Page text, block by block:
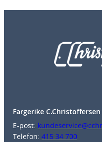
Fargerike C.Christoffersen
E-post:
Telefon: 415 34 700